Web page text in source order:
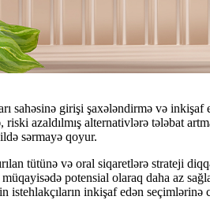
sahəsinə girişi şaxələndirmə və
riski azaldılmış alternativlərə tələbat
sərmayə qoyur.
tütünə və oral siqaretlərə strateji
potensial olaraq daha az
istehlakçıların inkişaf edən seçimlərinə